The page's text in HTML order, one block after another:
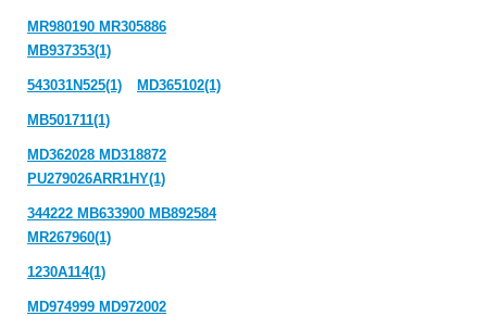
MR980190 MR305886
MB937353(1)
543031N525(1) MD365102(1)
MB501711(1)
MD362028 MD318872
PU279026ARR1HY(1)
344222 MB633900 MB892584
MR267960(1)
1230A114(1)
MD974999 MD972002